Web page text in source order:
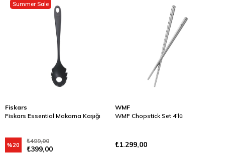
Fiskars
Fiskars Essential Makarna Kaşığı
₺399,00
₺499,00
%20
Summer Sale
WMF
WMF Chopstick Set 4'lü
₺1.299,00